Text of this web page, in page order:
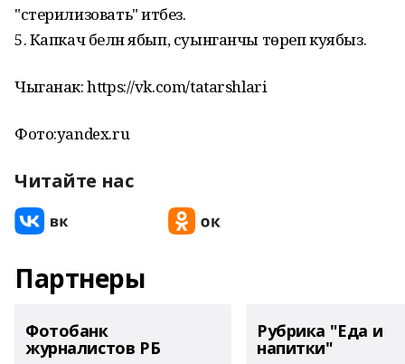
"стерилизовать" итәбез.
5. Капкач белән ябып, суынганчы төреп куябыз.
Чыганак: https://vk.com/tatarshlari
Фото:yandex.ru
Читайте нас
Партнеры
Фотобанк
журналистов РБ
Рубрика "Еда и
напитки"